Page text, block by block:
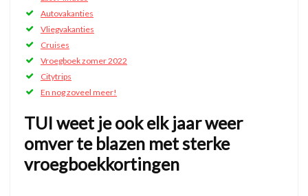
Autovakanties
Vliegvakanties
Cruises
Vroegboek zomer 2022
Citytrips
En nog zoveel meer!
TUI weet je ook elk jaar weer
omver te blazen met sterke
vroegboekkortingen